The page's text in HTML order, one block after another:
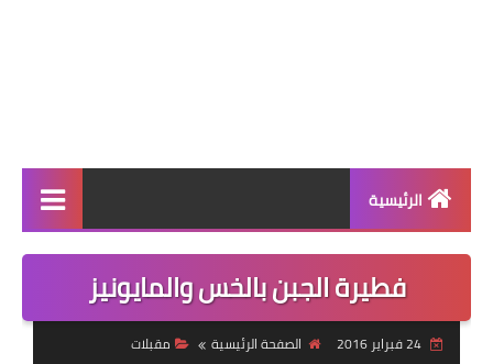
الرئيسية
الرئيسية
أطباق ووجبات
أطباق رئيسية
فطيرة الجبن بالخس والمايونيز
24 فبراير 2016 الصفحة الرئيسية
مقبلات